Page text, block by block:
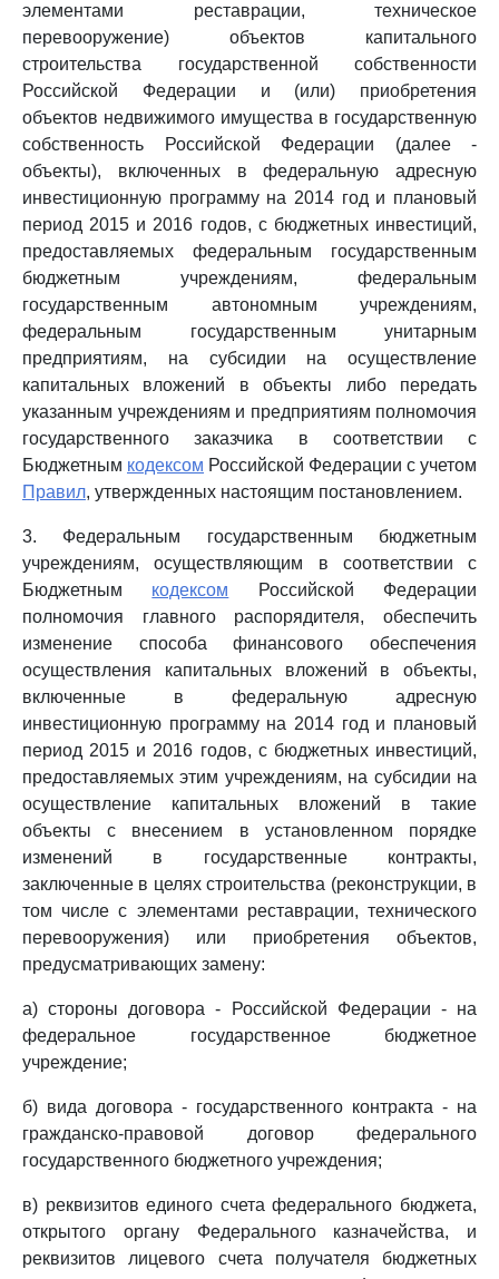
элементами реставрации, техническое
перевооружение) объектов капитального
строительства государственной собственности
Российской Федерации и (или) приобретения
объектов недвижимого имущества в государственную
собственность Российской Федерации (далее -
объекты), включенных в федеральную адресную
инвестиционную программу на 2014 год и плановый
период 2015 и 2016 годов, с бюджетных инвестиций,
предоставляемых федеральным государственным
бюджетным учреждениям, федеральным
государственным автономным учреждениям,
федеральным государственным унитарным
предприятиям, на субсидии на осуществление
капитальных вложений в объекты либо передать
указанным учреждениям и предприятиям полномочия
государственного заказчика в соответствии с
Бюджетным кодексом Российской Федерации с учетом
Правил, утвержденных настоящим постановлением.
3. Федеральным государственным бюджетным
учреждениям, осуществляющим в соответствии с
Бюджетным кодексом Российской Федерации
полномочия главного распорядителя, обеспечить
изменение способа финансового обеспечения
осуществления капитальных вложений в объекты,
включенные в федеральную адресную
инвестиционную программу на 2014 год и плановый
период 2015 и 2016 годов, с бюджетных инвестиций,
предоставляемых этим учреждениям, на субсидии на
осуществление капитальных вложений в такие
объекты с внесением в установленном порядке
изменений в государственные контракты,
заключенные в целях строительства (реконструкции, в
том числе с элементами реставрации, технического
перевооружения) или приобретения объектов,
предусматривающих замену:
а) стороны договора - Российской Федерации - на
федеральное государственное бюджетное
учреждение;
б) вида договора - государственного контракта - на
гражданско-правовой договор федерального
государственного бюджетного учреждения;
в) реквизитов единого счета федерального бюджета,
открытого органу Федерального казначейства, и
реквизитов лицевого счета получателя бюджетных